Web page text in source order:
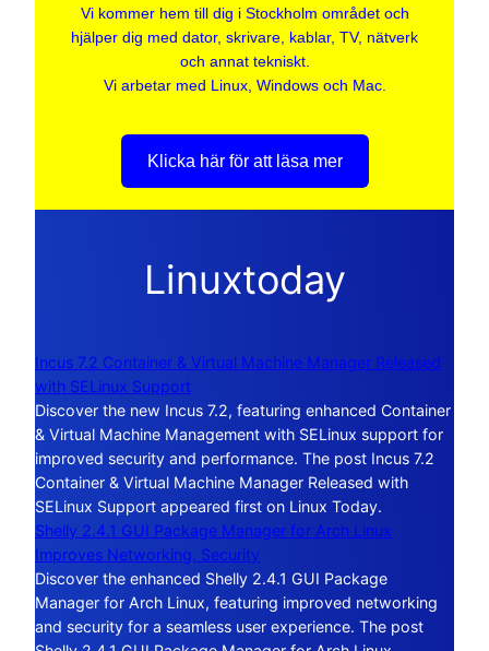
Vi kommer hem till dig i Stockholm området och
hjälper dig med dator, skrivare, kablar, TV, nätverk
och annat tekniskt.
Vi arbetar med Linux, Windows och Mac.
Klicka här för att läsa mer
Linuxtoday
Incus 7.2 Container & Virtual Machine Manager Released
with SELinux Support
Discover the new Incus 7.2, featuring enhanced Container
& Virtual Machine Management with SELinux support for
improved security and performance. The post Incus 7.2
Container & Virtual Machine Manager Released with
SELinux Support appeared first on Linux Today.
Shelly 2.4.1 GUI Package Manager for Arch Linux
Improves Networking, Security
Discover the enhanced Shelly 2.4.1 GUI Package
Manager for Arch Linux, featuring improved networking
and security for a seamless user experience. The post